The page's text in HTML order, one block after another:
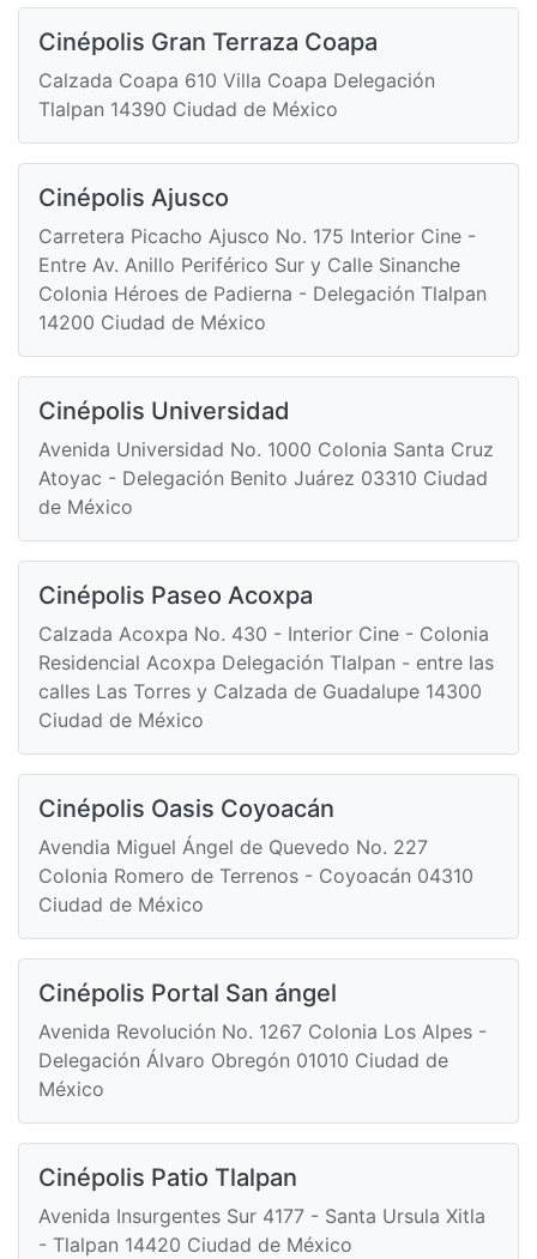
Cinépolis Gran Terraza Coapa
Calzada Coapa 610 Villa Coapa Delegación
Tlalpan 14390 Ciudad de México
Cinépolis Ajusco
Carretera Picacho Ajusco No. 175 Interior Cine -
Entre Av. Anillo Periférico Sur y Calle Sinanche
Colonia Héroes de Padierna - Delegación Tlalpan
14200 Ciudad de México
Cinépolis Universidad
Avenida Universidad No. 1000 Colonia Santa Cruz
Atoyac - Delegación Benito Juárez 03310 Ciudad
de México
Cinépolis Paseo Acoxpa
Calzada Acoxpa No. 430 - Interior Cine - Colonia
Residencial Acoxpa Delegación Tlalpan - entre las
calles Las Torres y Calzada de Guadalupe 14300
Ciudad de México
Cinépolis Oasis Coyoacán
Avendia Miguel Ángel de Quevedo No. 227
Colonia Romero de Terrenos - Coyoacán 04310
Ciudad de México
Cinépolis Portal San ángel
Avenida Revolución No. 1267 Colonia Los Alpes -
Delegación Álvaro Obregón 01010 Ciudad de
México
Cinépolis Patio Tlalpan
Avenida Insurgentes Sur 4177 - Santa Ursula Xitla
- Tlalpan 14420 Ciudad de México